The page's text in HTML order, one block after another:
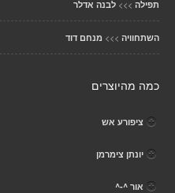
תפילה >>> לבנה אדלר
השתחוויה >>> מנחם דוד
כמה מהיוצרים
ציפורע אש
יונתן צימרמן
אור ^-^